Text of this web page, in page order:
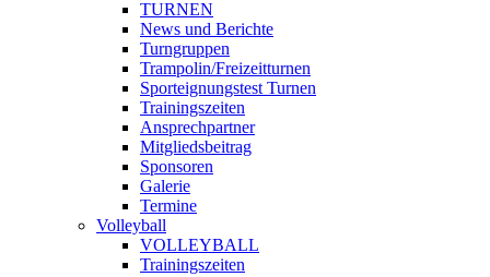
TURNEN
News und Berichte
Turngruppen
Trampolin/Freizeitturnen
Sporteignungstest Turnen
Trainingszeiten
Ansprechpartner
Mitgliedsbeitrag
Sponsoren
Galerie
Termine
Volleyball
VOLLEYBALL
Trainingszeiten